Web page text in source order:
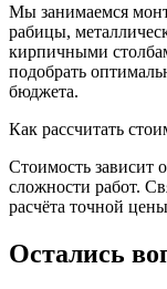
Мы занимаемся
рабицы,
кирпичными
подобрать
бюджета.
Как рассчитать
Стоимость зависит
сложности работ.
расчёта точной
Остались